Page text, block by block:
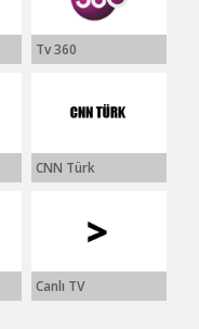
Tv 360
CNN Türk
Canlı TV